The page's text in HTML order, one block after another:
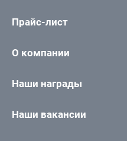
Прайс-лист
О компании
Наши награды
Наши вакансии